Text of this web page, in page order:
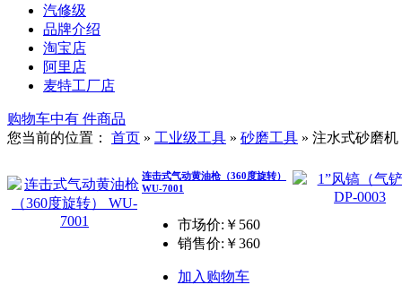
汽修级
品牌介绍
淘宝店
阿里店
麦特工厂店
购物车中有 件商品
您当前的位置： 首页 » 工业级工具 » 砂磨工具 » 注水式砂磨机
连击式气动黄油枪（360度旋转）
WU-7001
市场价:￥560
销售价: ￥360
加入购物车